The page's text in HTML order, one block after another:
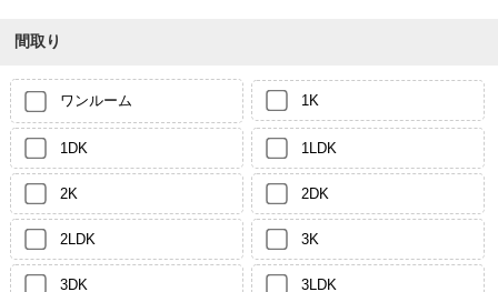
間取り
ワンルーム 1K
1DK 1LDK
2K 2DK
2LDK 3K
3DK 3LDK